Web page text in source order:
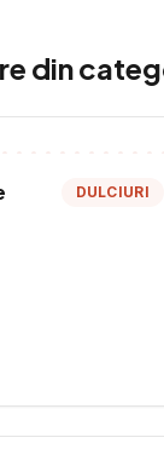
din
DULCIURI